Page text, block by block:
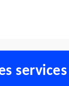
services